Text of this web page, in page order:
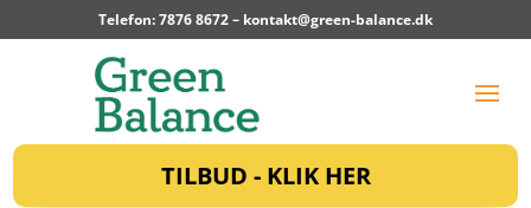
Telefon: 7876 8672 – kontakt@green-balance.dk
TILBUD - KLIK HER